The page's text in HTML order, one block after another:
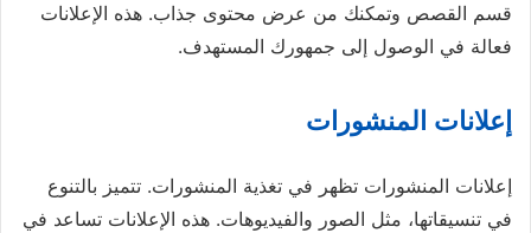
قسم القصص وتمكنك من عرض محتوى جذاب. هذه الإعلانات
فعالة في الوصول إلى جمهورك المستهدف.
إعلانات المنشورات
إعلانات المنشورات تظهر في تغذية المنشورات. تتميز بالتنوع
في تنسيقاتها، مثل الصور والفيديوهات. هذه الإعلانات تساعد في